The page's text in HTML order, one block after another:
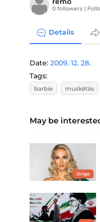
0 followers |
Details
Date: 2009. 12. 28.
Tags:
barbie muskétás
May be
Origo